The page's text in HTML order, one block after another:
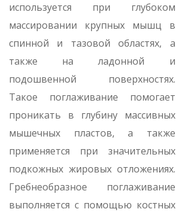
используется при глубоком
массировании крупных мышц в
спинной и тазовой областях, а
также на ладонной и
подошвенной поверхностях.
Такое поглаживание помогает
проникать в глубину массивных
мышечных пластов, а также
применяется при значительных
подкожных жировых отложениях.
Гребнеобразное поглаживание
выполняется с помощью костных